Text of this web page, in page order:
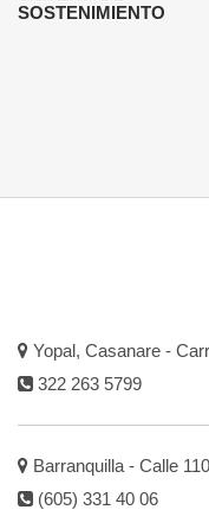
SOSTENIMIENTO
Yopal, Casanare -
322 263 5799
Barranquilla - Calle
(605) 331 40 06